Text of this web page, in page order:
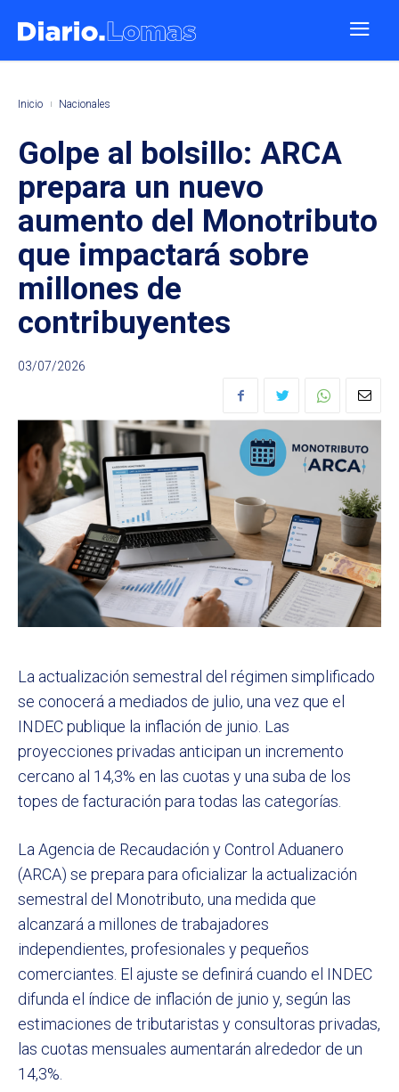
Inicio Nacionales
Golpe al bolsillo: ARCA
prepara un nuevo
aumento del Monotributo
que impactará sobre
millones de
contribuyentes
03/07/2026
La actualización semestral del régimen simplificado
se conocerá a mediados de julio, una vez que el
INDEC publique la inflación de junio. Las
proyecciones privadas anticipan un incremento
cercano al 14,3% en las cuotas y una suba de los
topes de facturación para todas las categorías.
La Agencia de Recaudación y Control Aduanero
(ARCA) se prepara para oficializar la actualización
semestral del Monotributo, una medida que
alcanzará a millones de trabajadores
independientes, profesionales y pequeños
comerciantes. El ajuste se definirá cuando el INDEC
difunda el índice de inflación de junio y, según las
estimaciones de tributaristas y consultoras privadas,
las cuotas mensuales aumentarán alrededor de un
14,3%.